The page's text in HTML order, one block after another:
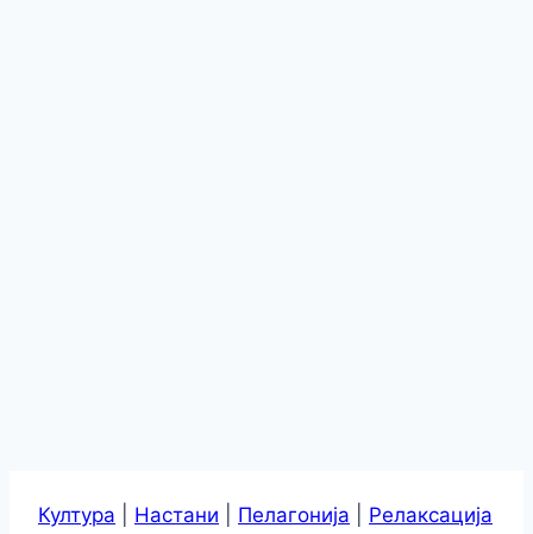
Култура Настани Пелагонија
Релаксација